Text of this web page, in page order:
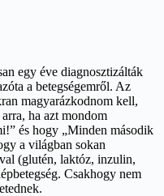
egy éve diagnosztizálták
a betegségemről. Az
magyarázkodnom kell,
ha azt mondom
és hogy „Minden második
a világban sokan
(glutén, laktóz, inzulin,
Csakhogy nem